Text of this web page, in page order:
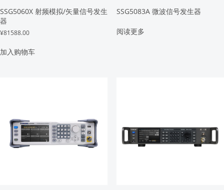
SSG5060X 射频模拟/矢量信号发生
器
¥81588.00
加入购物车
SSG5083A 微波信号发生器
阅读更多